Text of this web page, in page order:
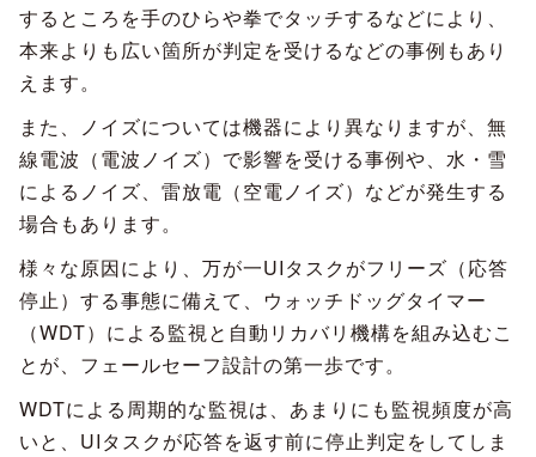
するところを手のひらや拳でタッチするなどにより、
本来よりも広い箇所が判定を受けるなどの事例もあり
えます。
また、ノイズについては機器により異なりますが、無
線電波（電波ノイズ）で影響を受ける事例や、水・雪
によるノイズ、雷放電（空電ノイズ）などが発生する
場合もあります。
様々な原因により、万が一UIタスクがフリーズ（応答
停止）する事態に備えて、ウォッチドッグタイマー
（WDT）による監視と自動リカバリ機構を組み込むこ
とが、フェールセーフ設計の第一歩です。
WDTによる周期的な監視は、あまりにも監視頻度が高
いと、UIタスクが応答を返す前に停止判定をしてしま